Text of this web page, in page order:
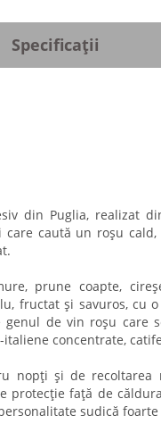
Specificații
din Puglia, realizat
caută un roșu
prune coapte,
fructat și savuros, cu
de vin roșu care
concentrate,
nopți și de recoltarea
față de
sudică foarte